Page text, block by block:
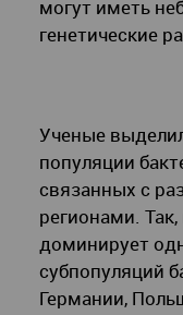
могут иметь
генетические
Ученые
популяции
связанных с
регионами.
доминирует
субпопуляций
Германии,